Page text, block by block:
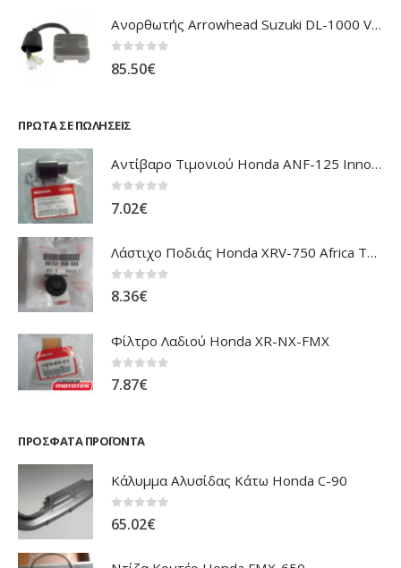
Ανορθωτής Arrowhead Suzuki DL-1000 V'Strom
85.50€
ΠΡΏΤΑ ΣΕ ΠΩΛΉΣΕΙΣ
Αντίβαρο Τιμονιού Honda ANF-125 Innova
7.02€
Λάστιχο Ποδιάς Honda XRV-750 Africa Twin
0out of 5
8.36€
Φίλτρο Λαδιού Honda XR-NX-FMX
0out of 5
7.87€
ΠΡΌΣΦΑΤΑ ΠΡΟΪΌΝΤΑ
Κάλυμμα Αλυσίδας Κάτω Honda C-90
0out of 5
65.02€